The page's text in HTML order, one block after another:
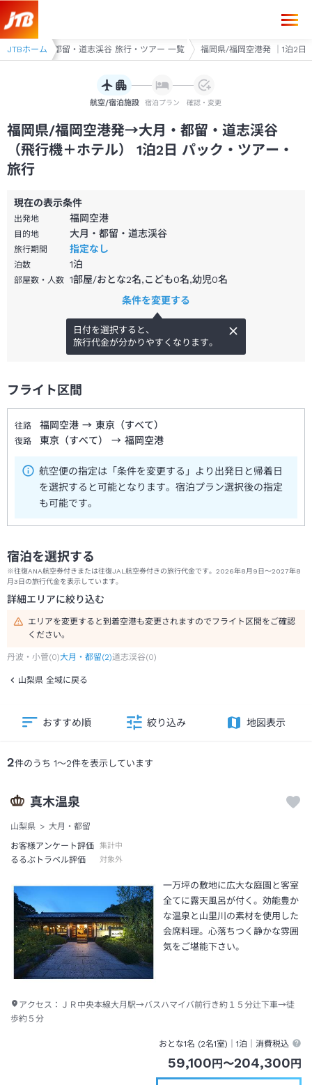
JTBホーム
ー 大月・都留・道志渓谷 旅行・ツアー 一覧 福岡県/福岡空港発 ｜1泊2日
航空/宿泊施設 宿泊プラン 確認・変更
福岡県/福岡空港発→大月・都留・道志渓谷
（飛行機＋ホテル） 1泊2日 パック・ツアー・
旅行
現在の表示条件
出発地 福岡空港
目的地 大月・都留・道志渓谷
旅行期間 指定なし
泊数 1泊
部屋数・人数 1部屋/おとな2名,こども0名,幼児0名
条件を変更する
日付を選択すると、
旅行代金が分かりやすくなります。
フライト区間
往路 福岡空港 → 東京（すべて）
復路 東京（すべて） → 福岡空港
航空便の指定は「条件を変更する」より出発日と帰着日
を選択すると可能となります。宿泊プラン選択後の指定
も可能です。
宿泊を選択する
※往復ANA航空券付きまたは往復JAL航空券付きの旅行代金です。2026年8月9日～2027年8
月3日の旅行代金を表示しています。
詳細エリアに絞り込む
エリアを変更すると到着空港も変更されますのでフライト区間をご確認
ください。
丹波・小菅(0)大月・都留(2)道志渓谷(0)
山梨県 全域に戻る
2件のうち 1～2件を表示しています
おすすめ順 絞り込み 地図表示
真木温泉
山梨県
大月・都留
お客様アンケート評価
集計中
るるぶトラベル評価 対象外
一万坪の敷地に広大な庭園と客室
全てに露天風呂が付く。効能豊か
な温泉と山里川の素材を使用した
会席料理。心落ちつく静かな雰囲
気をご堪能下さい。
アクセス： ＪＲ中央本線大月駅→バスハマイバ前行き約１５分辻下車→徒
歩約５分
おとな1名 (2名1室)｜1泊 ｜消費税込
59,100 円 〜204,300 円